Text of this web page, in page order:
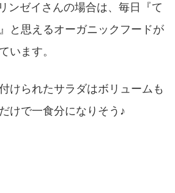
ンゼイさんの場合は、毎日『て
と思えるオーガニックフードが
います。
けられたサラダはボリュームも
けで一食分になりそう♪